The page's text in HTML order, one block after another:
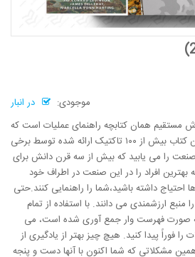
موجودی:
در انبار
مستقیم همان کتابچه راهنمای عملیات است که
برای شروع کار نیاز دارید. در این کتاب بیش از ۱۰۰ تاکتیک ارائه شده توسط برخی
را می یابید که بیش از سه قرن دانش برای
افراد را در این صنعت در اطراف خود
داشته باشید،‌شما را راهنمایی کنند.حتی
ارزشمندی می دانند. با استفاده از تمام
به صورت فهرست وار جمع آوری شده است، می
را فوراً پیدا کنید. هیچ چیز بهتر از یادگیری از
مشکلاتی که شما اکنون با آنها دست و پنجه